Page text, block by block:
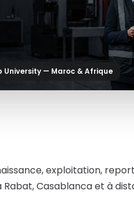
University — Maroc & Afrique
exploitation,
Casablanca et à